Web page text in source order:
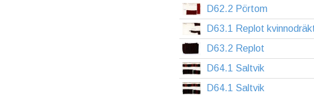
D62.2 Pörtom
D63.1 Replot
D63.2 Replot
D64.1 Saltvik
D64.1 Saltvik